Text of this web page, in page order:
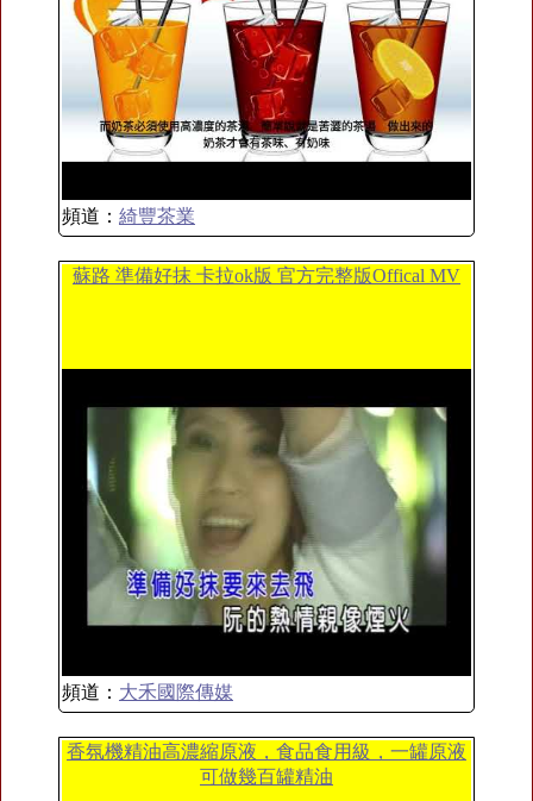
頻道： 綺豐茶業
蘇路 準備好抹 卡拉ok版 官方完整版Offical MV
頻道： 大禾國際傳媒
香氛機精油高濃縮原液，食品食用級，一罐原液
可做幾百罐精油